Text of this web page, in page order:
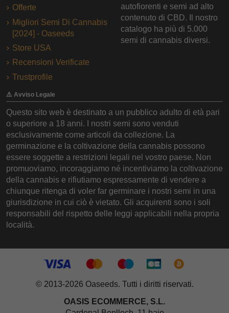
Offerte
Migliori Semi Di Cannabis
[2024] - Oaseeds
Store USA
Recensioni Verificate
Trustprofile
autofiorenti e semi ad alto
contenuto di CBD. Il nostro
catalogo ha più di 5.000
semi di cannabis diversi.
⚠️ Avviso Legale
Questo sito web è destinato a un pubblico adulto di età pari
o superiore a 18 anni. I nostri semi sono venduti
esclusivamente come articoli da collezione. La
germinazione e la coltivazione della cannabis possono
essere soggette a restrizioni legali nel vostro paese. Non
promuoviamo, incoraggiamo né incentiviamo la coltivazione
della cannabis e rifiutiamo espressamente di vendere a
chiunque ritenga di voler far germinare i nostri semi in una
giurisdizione in cui ciò è vietato. Gli acquirenti sono i soli
responsabili del rispetto delle leggi applicabili nella propria
località.
© 2013-2026 Oaseeds. Tutti i diritti riservati.
OASIS ECOMMERCE, S.L.